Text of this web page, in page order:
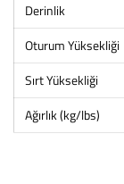
Derinlik
Oturum Yüksekliği
Sırt Yüksekliği
Ağırlık (kg/lbs)